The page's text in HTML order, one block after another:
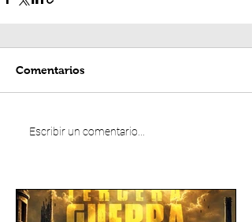
Comentarios
Escribir un comentario...